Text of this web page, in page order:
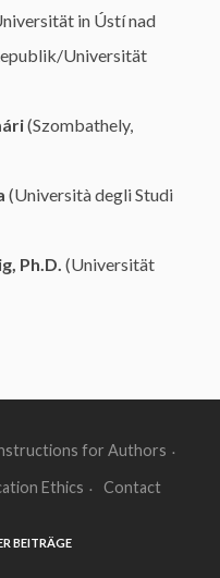
in Ústí nad
Universität
(Szombathely,
(Università degli Studi
Ph.D. (Universität
for Authors
Ethics Contact
BEITRÄGE